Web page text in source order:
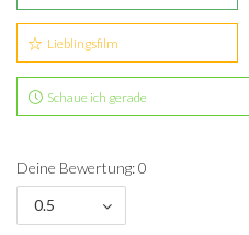
Lieblingsfilm
Schaue ich gerade
Deine Bewertung: 0
0.5